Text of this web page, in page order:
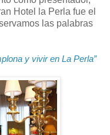
Hotel la Perla fue el
las palabras
y vivir en La Perla”